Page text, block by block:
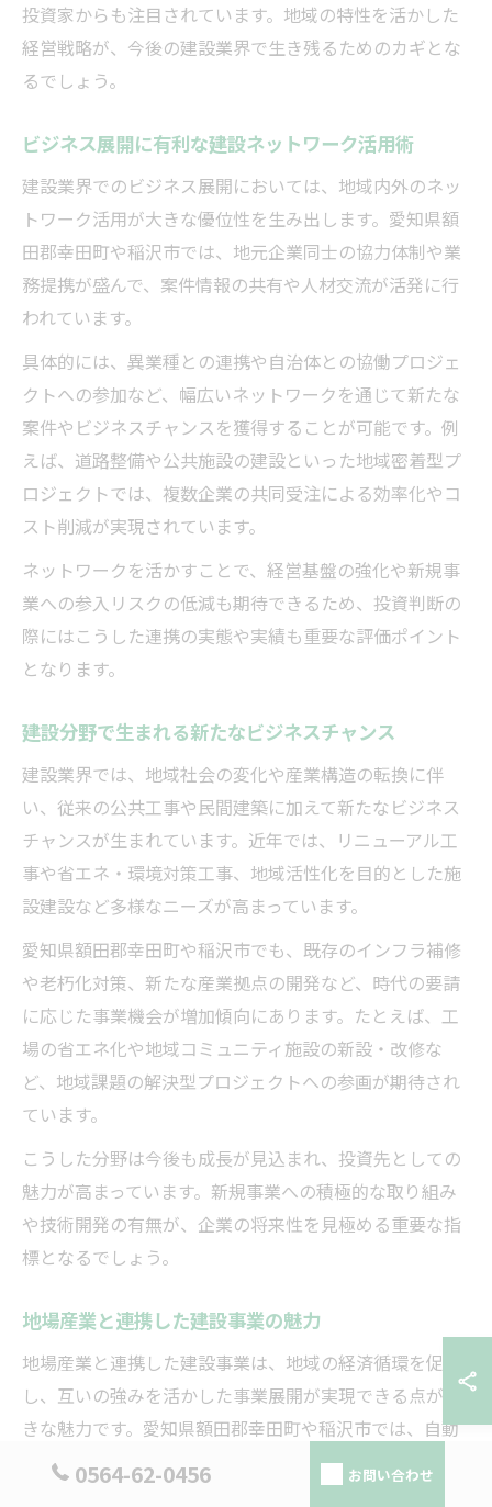
投資家からも注目されています。地域の特性を活かした
経営戦略が、今後の建設業界で生き残るためのカギとな
るでしょう。
ビジネス展開に有利な建設ネットワーク活用術
建設業界でのビジネス展開においては、地域内外のネッ
トワーク活用が大きな優位性を生み出します。愛知県額
田郡幸田町や稲沢市では、地元企業同士の協力体制や業
務提携が盛んで、案件情報の共有や人材交流が活発に行
われています。
具体的には、異業種との連携や自治体との協働プロジェ
クトへの参加など、幅広いネットワークを通じて新たな
案件やビジネスチャンスを獲得することが可能です。例
えば、道路整備や公共施設の建設といった地域密着型プ
ロジェクトでは、複数企業の共同受注による効率化やコ
スト削減が実現されています。
ネットワークを活かすことで、経営基盤の強化や新規事
業への参入リスクの低減も期待できるため、投資判断の
際にはこうした連携の実態や実績も重要な評価ポイント
となります。
建設分野で生まれる新たなビジネスチャンス
建設業界では、地域社会の変化や産業構造の転換に伴
い、従来の公共工事や民間建築に加えて新たなビジネス
チャンスが生まれています。近年では、リニューアル工
事や省エネ・環境対策工事、地域活性化を目的とした施
設建設など多様なニーズが高まっています。
愛知県額田郡幸田町や稲沢市でも、既存のインフラ補修
や老朽化対策、新たな産業拠点の開発など、時代の要請
に応じた事業機会が増加傾向にあります。たとえば、工
場の省エネ化や地域コミュニティ施設の新設・改修な
ど、地域課題の解決型プロジェクトへの参画が期待され
ています。
こうした分野は今後も成長が見込まれ、投資先としての
魅力が高まっています。新規事業への積極的な取り組み
や技術開発の有無が、企業の将来性を見極める重要な指
標となるでしょう。
地場産業と連携した建設事業の魅力
地場産業と連携した建設事業は、地域の経済循環を促進
し、互いの強みを活かした事業展開が実現できる点が大
きな魅力です。愛知県額田郡幸田町や稲沢市では、自動
車部品や製造業を中心とした産業集積があり、これらと
0564-62-0456 お問い合わせ